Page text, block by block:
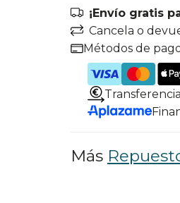
¡Envío gratis
Cancela o
Métodos de
Más